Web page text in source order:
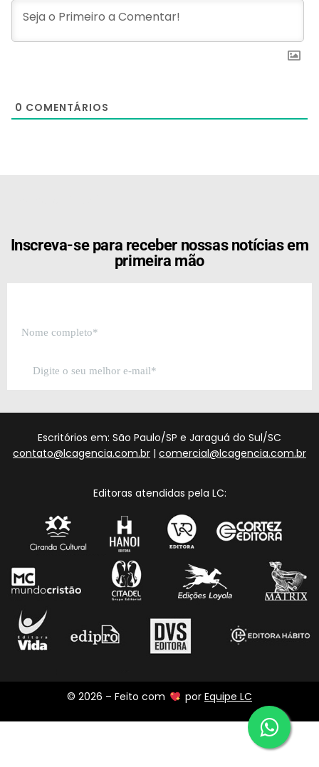
0 COMENTÁRIOS
Inscreva-se para receber nossas notícias em
primeira mão
Escritórios em: São Paulo/SP e Jaraguá do Sul/SC
contato@lcagencia.com.br | comercial@lcagencia.com.br
Editoras atendidas pela LC:
© 2026 – Feito com por Equipe LC